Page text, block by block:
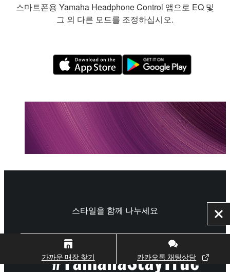
스마트폰용 Yamaha Headphone Control 앱으로 EQ 및
그 외 다른 모드를 조정하십시오.
스타일을 함께 나누세요
#YamahaStayTrue
가까운 매장 찾기 카카오톡 채팅상담
닫
기